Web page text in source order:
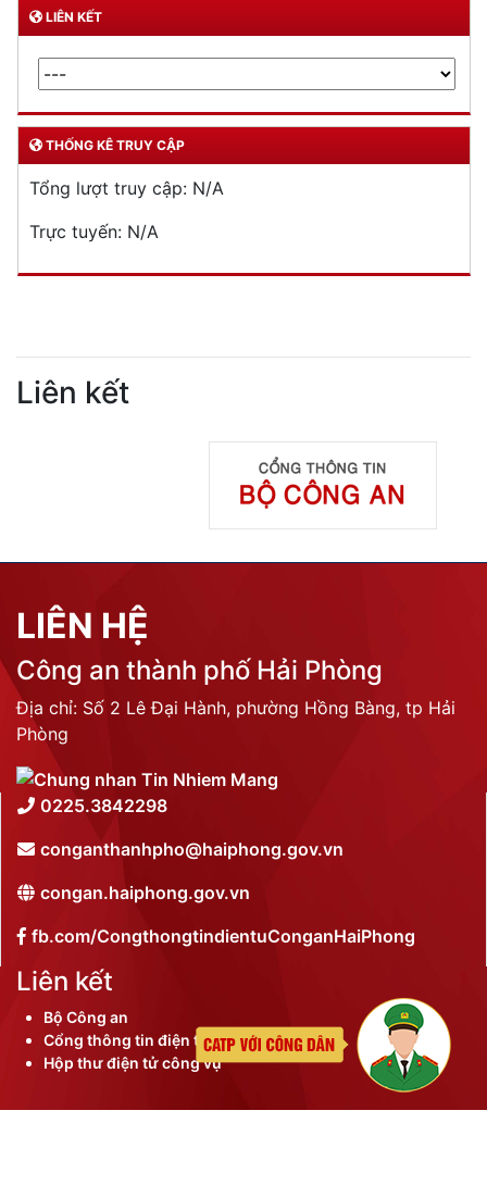
LIÊN KẾT
THỐNG KÊ TRUY CẬP
Tổng lượt truy cập: N/A
Trực tuyến: N/A
Liên kết
LIÊN HỆ
Công an thành phố Hải Phòng
Địa chỉ: Số 2 Lê Đại Hành, phường Hồng Bàng, tp Hải
Phòng
0225.3842298
conganthanhpho@haiphong.gov.vn
congan.haiphong.gov.vn
fb.com/CongthongtindientuConganHaiPhong
Liên kết
Bộ Công an
Cổng thông tin điện tử thành phố
Hộp thư điện tử công vụ